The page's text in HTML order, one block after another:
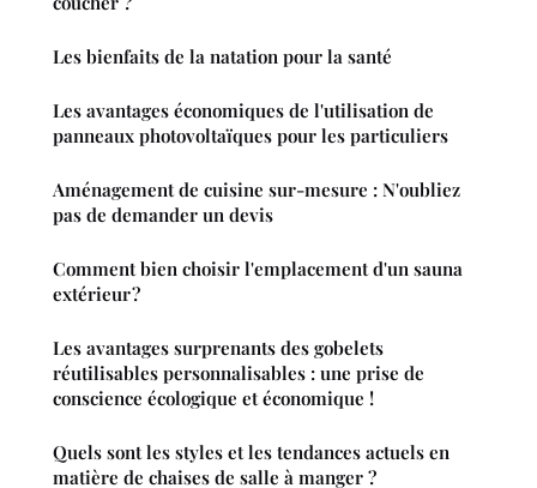
Les bienfaits de la natation pour la santé
Les avantages économiques de l'utilisation de
panneaux photovoltaïques pour les particuliers
Aménagement de cuisine sur-mesure : N'oubliez
pas de demander un devis
Comment bien choisir l'emplacement d'un sauna
extérieur ?
Les avantages surprenants des gobelets
réutilisables personnalisables : une prise de
conscience écologique et économique !
Quels sont les styles et les tendances actuels en
matière de chaises de salle à manger ?